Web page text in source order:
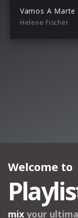
Vamos A Marte
Helene Fischer